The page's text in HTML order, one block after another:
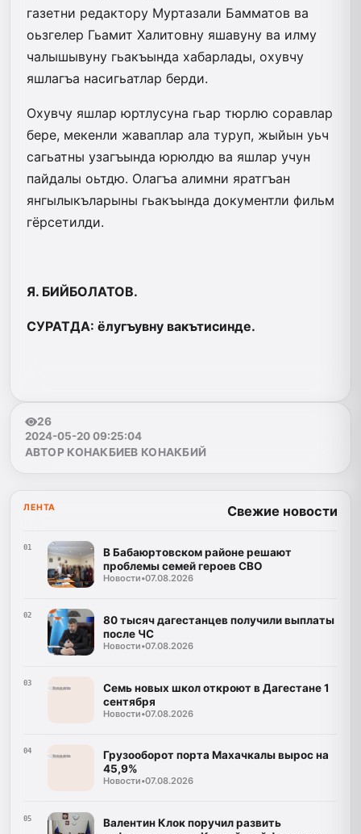
газетни редактору Муртазали Бамматов ва
оьзгелер Гьамит Халитовну яшавуну ва илму
чалышывуну гьакъында хабарлады, охувчу
яшлагъа насигьатлар берди.
Охувчу яшлар юртлусуна гьар тюрлю соравлар
бере, мекенли жаваплар ала туруп, жыйын уьч
сагьатны узагъында юрюлдю ва яшлар учун
пайдалы оьтдю. Олагъа алимни яратгъан
янгылыкъларыны гьакъында документли фильм
гёрсетилди.
Я. БИЙБОЛАТОВ.
СУРАТДА: ёлугъувну вакътисинде.
26
2024-05-20 09:25:04
АВТОР КОНАКБИЕВ КОНАКБИЙ
ЛЕНТА Свежие новости
01
В Бабаюртовском районе решают
проблемы семей героев СВО
Новости•07.08.2026
02
80 тысяч дагестанцев получили выплаты
после ЧС
Новости•07.08.2026
03
Семь новых школ откроют в Дагестане 1
сентября
Новости•07.08.2026
04
Грузооборот порта Махачкалы вырос на
45,9%
Новости•07.08.2026
05
Валентин Клок поручил развить